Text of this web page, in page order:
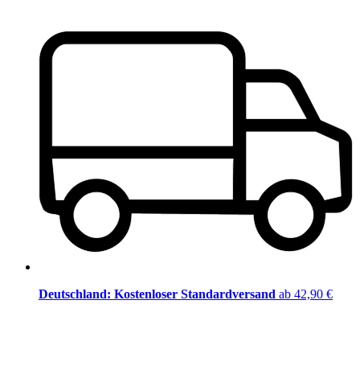
Deutschland: Kostenloser Standardversand ab 42,90 €